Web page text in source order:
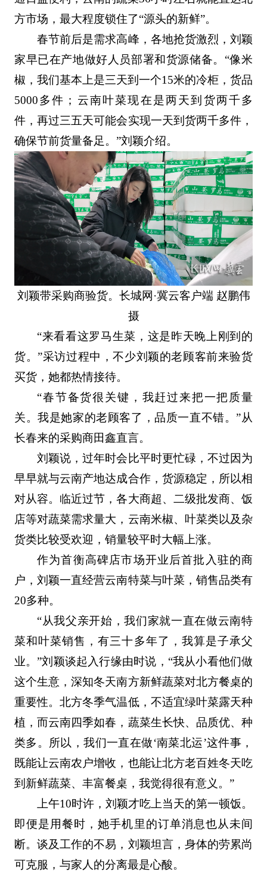
方市场，最大程度锁住了“源头的新鲜”。
春节前后是需求高峰，各地抢货激烈，刘颖
家早已在产地做好人员部署和货源储备。“像米
椒，我们基本上是三天到一个15米的冷柜，货品
5000多件；云南叶菜现在是两天到货两千多
件，再过三五天可能会实现一天到货两千多件，
确保节前货量备足。”刘颖介绍。
刘颖带采购商验货。长城网·冀云客户端 赵鹏伟
摄
“来看看这罗马生菜，这是昨天晚上刚到的
货。”采访过程中，不少刘颖的老顾客前来验货
买货，她都热情接待。
“春节备货很关键，我赶过来把一把质量
关。我是她家的老顾客了，品质一直不错。”从
长春来的采购商田鑫直言。
刘颖说，过年时会比平时更忙碌，不过因为
早早就与云南产地达成合作，货源稳定，所以相
对从容。临近过节，各大商超、二级批发商、饭
店等对蔬菜需求量大，云南米椒、叶菜类以及杂
货类比较受欢迎，销量较平时大幅上涨。
作为首衡高碑店市场开业后首批入驻的商
户，刘颖一直经营云南特菜与叶菜，销售品类有
20多种。
“从我父亲开始，我们家就一直在做云南特
菜和叶菜销售，有三十多年了，我算是子承父
业。”刘颖谈起入行缘由时说，“我从小看他们做
这个生意，深知冬天南方新鲜蔬菜对北方餐桌的
重要性。北方冬季气温低，不适宜绿叶菜露天种
植，而云南四季如春，蔬菜生长快、品质优、种
类多。所以，我们一直在做‘南菜北运’这件事，
既能让云南农户增收，也能让北方老百姓冬天吃
到新鲜蔬菜、丰富餐桌，我觉得很有意义。”
上午10时许，刘颖才吃上当天的第一顿饭。
即便是用餐时，她手机里的订单消息也从未间
断。谈及工作的不易，刘颖坦言，身体的劳累尚
可克服，与家人的分离最是心酸。